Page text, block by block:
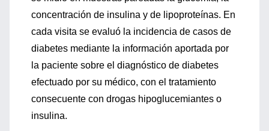
concentración de insulina y de lipoproteínas. En
cada visita se evaluó la incidencia de casos de
diabetes mediante la información aportada por
la paciente sobre el diagnóstico de diabetes
efectuado por su médico, con el tratamiento
consecuente con drogas hipoglucemiantes o
insulina.